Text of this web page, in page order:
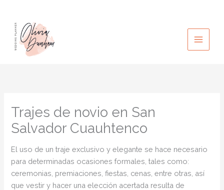
contenido
Trajes de novio en San
Salvador Cuauhtenco
El uso de un traje exclusivo y elegante se hace necesario
para determinadas ocasiones formales, tales como:
ceremonias, premiaciones, fiestas, cenas, entre otras, así
que vestir y hacer una elección acertada resulta de